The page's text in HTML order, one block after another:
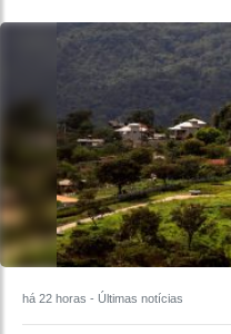
há 22 horas - Últimas notícias